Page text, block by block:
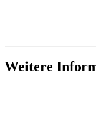
Weitere